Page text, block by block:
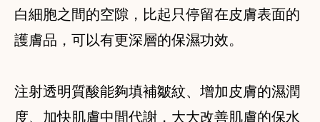
白細胞之間的空隙，比起只停留在皮膚表面的
護膚品，可以有更深層的保濕功效。
注射透明質酸能夠填補皺紋、增加皮膚的濕潤
度、加快肌膚中間代謝，大大改善肌膚的保水